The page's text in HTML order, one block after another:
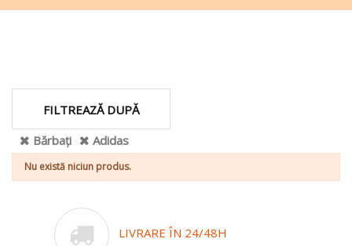
Nu există niciun produs.
FILTREAZĂ DUPĂ
Bărbați
Adidas
LIVRARE ÎN 24/48H